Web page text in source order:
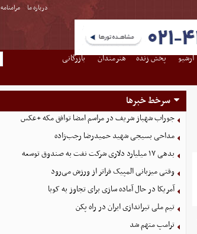
درباره ما مرامنامه
آرشیو پخش زنده هنرمندان
بازرگانی
سرخط خبرها
جوراب‌ شهباز شریف در مراسم امضا توافق‌ مکه +عکس
مداحی بسیجی شهید حمیدرضا رجب‌زاده
بدهی ١٧ میلیارد دلاری شرکت نفت به صندوق توسعه
وقتی میزبانی المپیک فراتر از ورزش می‌رود
آمریکا در حال آماده سازی برای تجاوز به کوبا
تیم ملی تیراندازی ایران در راه پکن
ترامپ متهم شد